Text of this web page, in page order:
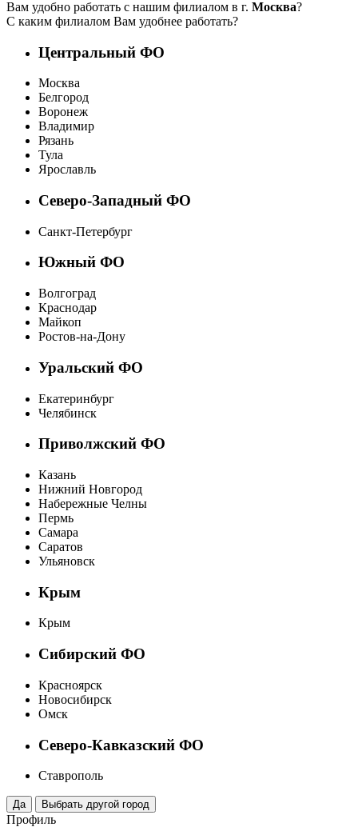
Вам удобно работать с нашим филиалом в г. Москва?
С каким филиалом Вам удобнее работать?
Центральный ФО
Москва
Белгород
Воронеж
Владимир
Рязань
Тула
Ярославль
Северо-Западный ФО
Санкт-Петербург
Южный ФО
Волгоград
Краснодар
Майкоп
Ростов-на-Дону
Уральский ФО
Екатеринбург
Челябинск
Приволжский ФО
Казань
Нижний Новгород
Набережные Челны
Пермь
Самара
Саратов
Ульяновск
Крым
Крым
Сибирский ФО
Красноярск
Новосибирск
Омск
Северо-Кавказский ФО
Ставрополь
Профиль